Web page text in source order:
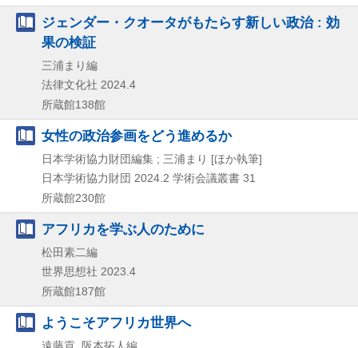
ジェンダー・クオータがもたらす新しい政治 : 効
果の検証
三浦まり編
法律文化社 2024.4
所蔵館138館
女性の政治参画をどう進めるか
日本学術協力財団編集 ; 三浦まり [ほか執筆]
日本学術協力財団 2024.2 学術会議叢書 31
所蔵館230館
アフリカを学ぶ人のために
松田素二編
世界思想社 2023.4
所蔵館187館
ようこそアフリカ世界へ
遠藤貢, 阪本拓人編